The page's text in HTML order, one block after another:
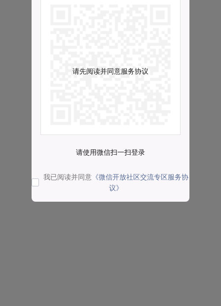
请先阅读并同意服务协议
请使用微信扫一扫登录
我已阅读并同意 《微信开放社区交流专区服务协
议》